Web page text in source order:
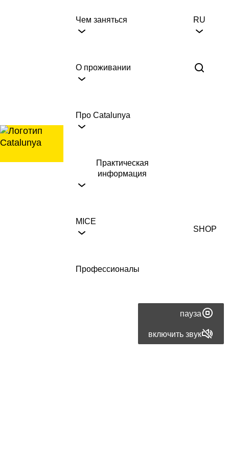
Чем заняться
О проживании
Про Catalunya
Практическая
информация
MICE
Профессионалы
RU
SHOP
путеводитель
пауза
включить звук